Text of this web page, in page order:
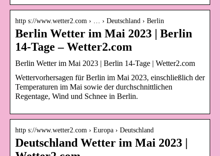
http s://www.wetter2.com › … › Deutschland › Berlin
Berlin Wetter im Mai 2023 | Berlin
14-Tage – Wetter2.com
Berlin Wetter im Mai 2023 | Berlin 14-Tage | Wetter2.com
Wettervorhersagen für Berlin im Mai 2023, einschließlich der
Temperaturen im Mai sowie der durchschnittlichen
Regentage, Wind und Schnee in Berlin.
http s://www.wetter2.com › Europa › Deutschland
Deutschland Wetter im Mai 2023 |